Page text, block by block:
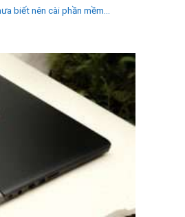
biết nên cài phần mềm...